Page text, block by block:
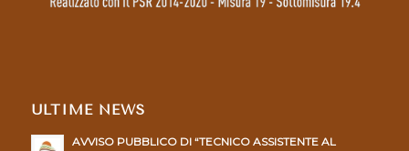
ULTIME NEWS
AVVISO PUBBLICO DI “TECNICO ASSISTENTE AL